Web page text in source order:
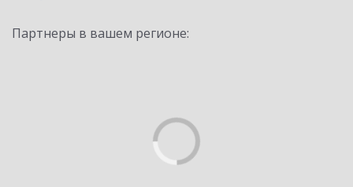
Партнеры в вашем регионе: